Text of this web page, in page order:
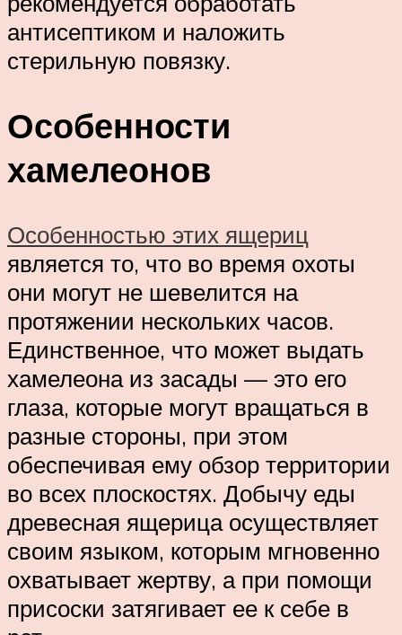
антисептиком и наложить
стерильную повязку.
Особенности
хамелеонов
Особенностью этих ящериц
является то, что во время охоты
они могут не шевелится на
протяжении нескольких часов.
Единственное, что может выдать
хамелеона из засады — это его
глаза, которые могут вращаться в
разные стороны, при этом
обеспечивая ему обзор территории
во всех плоскостях. Добычу еды
древесная ящерица осуществляет
своим языком, которым мгновенно
охватывает жертву, а при помощи
присоски затягивает ее к себе в